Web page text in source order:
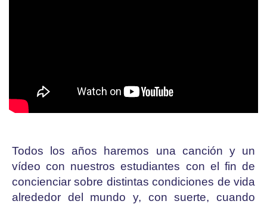
Todos los años haremos una canción y un
vídeo con nuestros estudiantes con el fin de
concienciar sobre distintas condiciones de vida
alrededor del mundo y, con suerte, cuando